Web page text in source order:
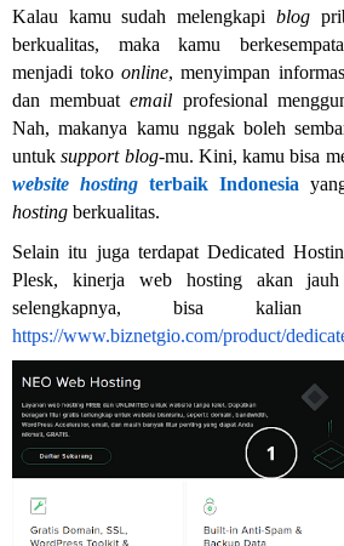
Kalau kamu sudah melengkapi blog
berkualitas, maka kamu
menjadi tokoonline, menyimpan
dan membuatemail profesional
Nah, makanya kamu nggak boleh
untuksupport blog-mu. Kini, kamu bisa
website hosting terbaik Indonesia
hosting berkualitas.
Selain itu juga terdapat Dedicated
Plesk, kinerja web hosting akan
selengkapnya, bisa
https://www.biznetgio.com/product/